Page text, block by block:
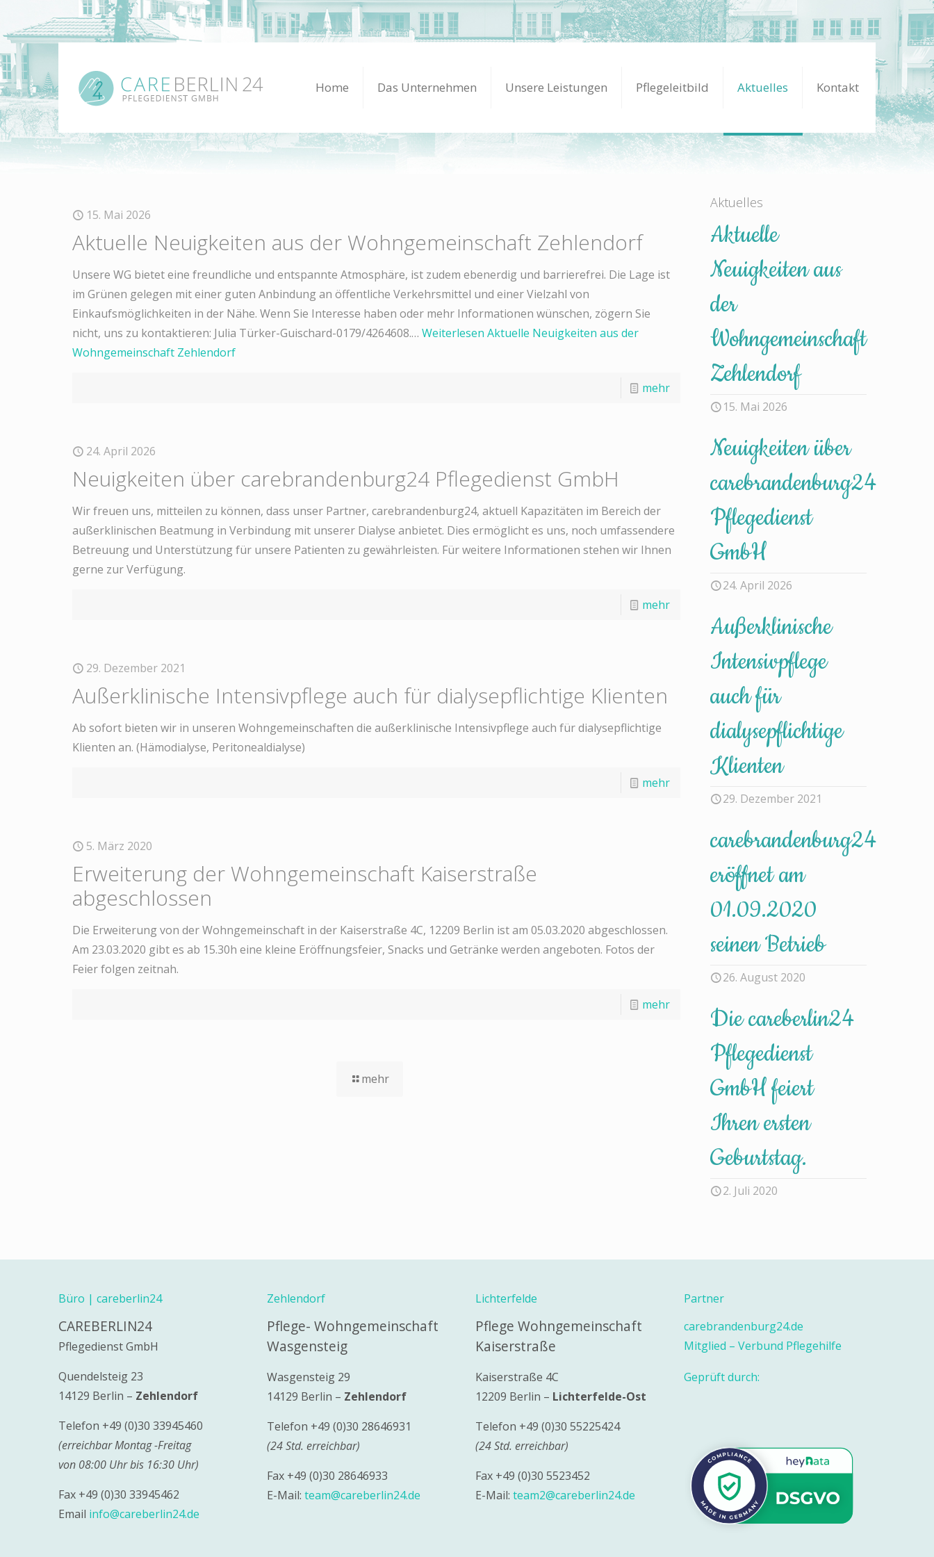
Home Das Unternehmen Unsere Leistungen Pflegeleitbild Aktuelles Kontakt
15. Mai 2026
Aktuelle Neuigkeiten aus der Wohngemeinschaft Zehlendorf
Unsere WG bietet eine freundliche und entspannte Atmosphäre, ist zudem ebenerdig und barrierefrei. Die Lage ist
im Grünen gelegen mit einer guten Anbindung an öffentliche Verkehrsmittel und einer Vielzahl von
Einkaufsmöglichkeiten in der Nähe. Wenn Sie Interesse haben oder mehr Informationen wünschen, zögern Sie
nicht, uns zu kontaktieren: Julia Türker-Guischard-0179/4264608.… Weiterlesen Aktuelle Neuigkeiten aus der
Wohngemeinschaft Zehlendorf
mehr
24. April 2026
Neuigkeiten über carebrandenburg24 Pflegedienst GmbH
Wir freuen uns, mitteilen zu können, dass unser Partner, carebrandenburg24, aktuell Kapazitäten im Bereich der
außerklinischen Beatmung in Verbindung mit unserer Dialyse anbietet. Dies ermöglicht es uns, noch umfassendere
Betreuung und Unterstützung für unsere Patienten zu gewährleisten. Für weitere Informationen stehen wir Ihnen
gerne zur Verfügung.
mehr
29. Dezember 2021
Außerklinische Intensivpflege auch für dialysepflichtige Klienten
Ab sofort bieten wir in unseren Wohngemeinschaften die außerklinische Intensivpflege auch für dialysepflichtige
Klienten an. (Hämodialyse, Peritonealdialyse)
mehr
5. März 2020
Erweiterung der Wohngemeinschaft Kaiserstraße
abgeschlossen
Die Erweiterung von der Wohngemeinschaft in der Kaiserstraße 4C, 12209 Berlin ist am 05.03.2020 abgeschlossen.
Am 23.03.2020 gibt es ab 15.30h eine kleine Eröffnungsfeier, Snacks und Getränke werden angeboten. Fotos der
Feier folgen zeitnah.
mehr
mehr
Aktuelles
Aktuelle
Neuigkeiten aus
der
Wohngemeinschaft
Zehlendorf
15. Mai 2026
Neuigkeiten über
carebrandenburg24
Pflegedienst
GmbH
24. April 2026
Außerklinische
Intensivpflege
auch für
dialysepflichtige
Klienten
29. Dezember 2021
carebrandenburg24
eröffnet am
01.09.2020
seinen Betrieb
26. August 2020
Die careberlin24
Pflegedienst
GmbH feiert
Ihren ersten
Geburtstag.
2. Juli 2020
Büro | careberlin24
CAREBERLIN24
Pflegedienst GmbH
Quendelsteig 23
14129 Berlin – Zehlendorf
Telefon +49 (0)30 33945460
(erreichbar Montag -Freitag
von 08:00 Uhr bis 16:30 Uhr)
Fax +49 (0)30 33945462
Email info@careberlin24.de
Zehlendorf
Pflege- Wohngemeinschaft
Wasgensteig
Wasgensteig 29
14129 Berlin – Zehlendorf
Telefon +49 (0)30 28646931
(24 Std. erreichbar)
Fax +49 (0)30 28646933
E-Mail: team@careberlin24.de
Lichterfelde
Pflege Wohngemeinschaft
Kaiserstraße
Kaiserstraße 4C
12209 Berlin – Lichterfelde-Ost
Telefon +49 (0)30 55225424
(24 Std. erreichbar)
Fax +49 (0)30 5523452
E-Mail: team2@careberlin24.de
Partner
carebrandenburg24.de
Mitglied – Verbund Pflegehilfe
Geprüft durch: